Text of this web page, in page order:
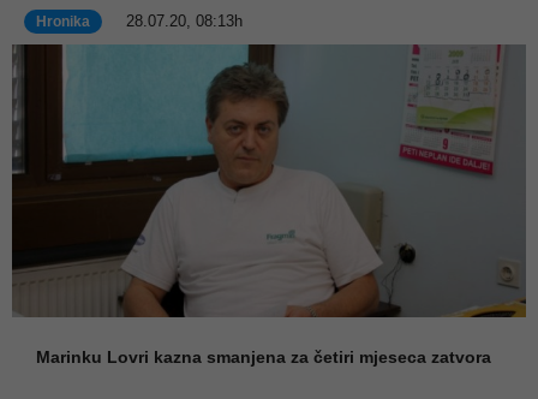
Hronika 28.07.20, 08:13h
Marinku Lovri kazna smanjena za četiri mjeseca zatvora